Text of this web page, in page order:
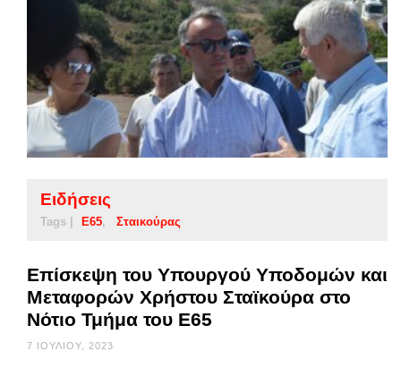
Ειδήσεις
Tags | Ε65 Σταικούρας
Επίσκεψη του Υπουργού Υποδομών και
Μεταφορών Χρήστου Σταϊκούρα στο
Νότιο Τμήμα του Ε65
7 ΙΟΥΛΊΟΥ, 2023